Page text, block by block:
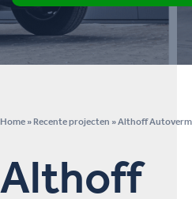
Home » Recente projecten »Althoff
Althoff